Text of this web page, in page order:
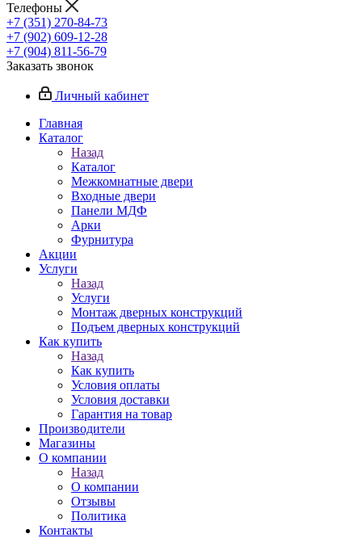
Телефоны
+7 (351) 270-84-73
+7 (902) 609-12-28
+7 (904) 811-56-79
Заказать звонок
Личный кабинет
Главная
Каталог
Назад
Каталог
Межкомнатные двери
Входные двери
Панели МДФ
Арки
Фурнитура
Акции
Услуги
Назад
Услуги
Монтаж дверных конструкций
Подъем дверных конструкций
Как купить
Назад
Как купить
Условия оплаты
Условия доставки
Гарантия на товар
Производители
Магазины
О компании
Назад
О компании
Отзывы
Политика
Контакты